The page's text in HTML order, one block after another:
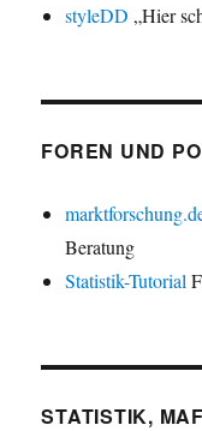
styleDD „Hier
FOREN UND
Beratung
Statistik-Tutorial
STATISTIK,